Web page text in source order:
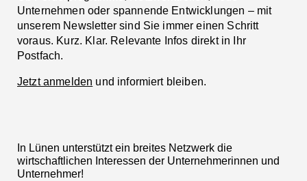
Unternehmen oder spannende Entwicklungen – mit
unserem Newsletter sind Sie immer einen Schritt
voraus. Kurz. Klar. Relevante Infos direkt in Ihr
Postfach.
Jetzt anmelden und informiert bleiben.
In Lünen unterstützt ein breites Netzwerk die
wirtschaftlichen Interessen der Unternehmerinnen und
Unternehmer!